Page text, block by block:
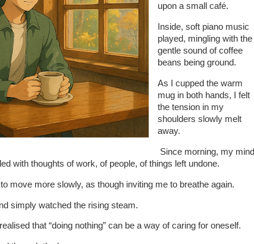
upon a small café.
Inside, soft piano music
played, mingling with the
gentle sound of coffee
beans being ground.
As I cupped the warm
mug in both hands, I felt
the tension in my
shoulders slowly melt
away.
Since morning, my mind
with thoughts of work, of people, of things left undone.
move more slowly, as though inviting me to breathe again.
simply watched the rising steam.
that “doing nothing” can be a way of caring for oneself.